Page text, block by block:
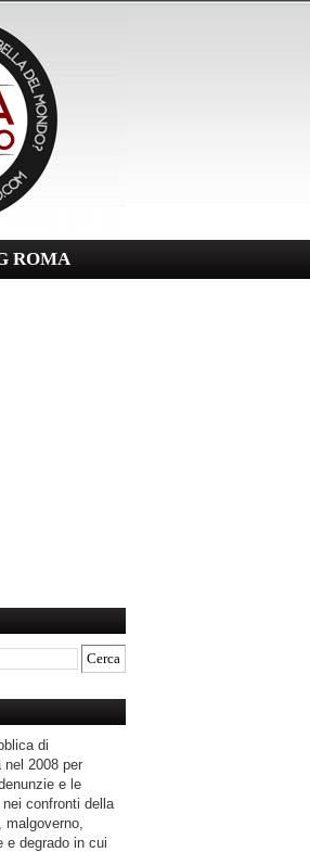
ROMA
di
nel 2008 per
e le
confronti della
e degrado in cui